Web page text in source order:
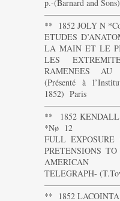
p.-(Barnard and
** 1852 JOLY N
ETUDES
LA MAIN ET LE
LES
RAMENEES AU
(Présenté à
1852) Paris
** 1852
*Nø 12
FULL EXPOSURE
PRETENSIONS
AMERICAN
TELEGRAPH-
** 1852